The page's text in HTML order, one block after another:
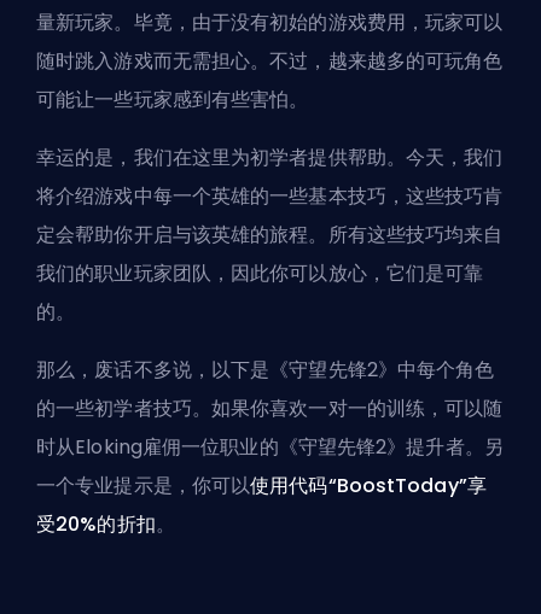
量新玩家。毕竟，由于没有初始的游戏费用，玩家可以
随时跳入游戏而无需担心。不过，越来越多的可玩角色
可能让一些玩家感到有些害怕。
幸运的是，我们在这里为初学者提供帮助。今天，我们
将介绍游戏中每一个英雄的一些基本技巧，这些技巧肯
定会帮助你开启与该英雄的旅程。所有这些技巧均来自
我们的职业玩家团队，因此你可以放心，它们是可靠
的。
那么，废话不多说，以下是《守望先锋2》中每个角色
的一些初学者技巧。如果你喜欢一对一的训练，可以随
时从Eloking雇佣一位职业的《守望先锋2》提升者。另
一个专业提示是，你可以使用代码“BoostToday”享
受20%的折扣。